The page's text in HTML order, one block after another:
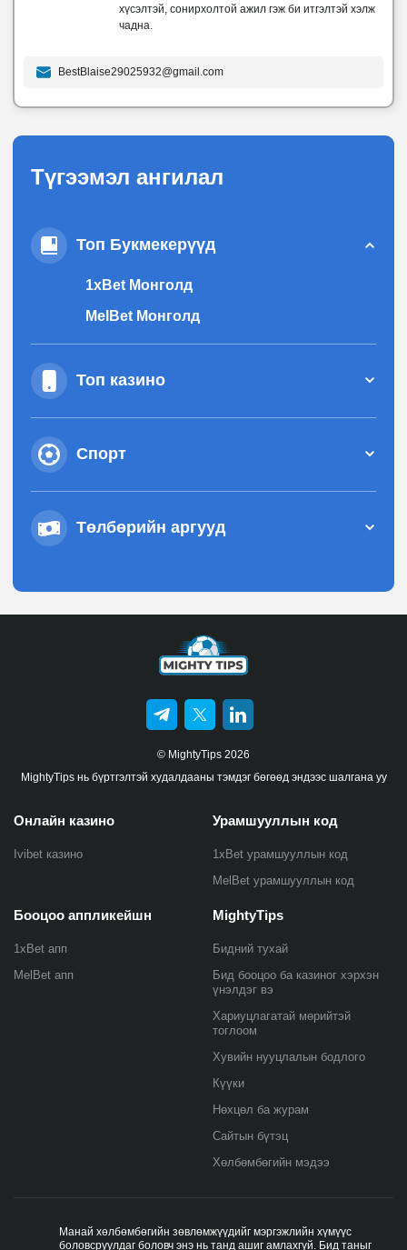
хүсэлтэй, сонирхолтой ажил гэж би итгэлтэй хэлж
чадна.
BestBlaise29025932@gmail.com
Түгээмэл ангилал
Топ Букмекерүүд
1xBet Монголд
MelBet Монголд
Топ казино
Cпорт
Төлбөрийн аргууд
© MightyTips 2026
MightyTips нь бүртгэлтэй худалдааны тэмдэг бөгөөд эндээс шалгана уу
Онлайн казино
Ivibet казино
Урамшууллын код
1xBet урамшууллын код
MelBet урамшууллын код
Бооцоо аппликейшн
1xBet апп
MelBet апп
MightyTips
Бидний тухай
Бид бооцоо ба казиног хэрхэн
үнэлдэг вэ
Хариуцлагатай мөрийтэй
тоглоом
Хувийн нууцлалын бодлого
Күүки
Нөхцөл ба журам
Сайтын бүтэц
Хөлбөмбөгийн мэдээ
Манай хөлбөмбөгийн зөвлөмжүүдийг мэргэжлийн хүмүүс
боловсруулдаг боловч энэ нь танд ашиг амлахгүй. Бид таныг